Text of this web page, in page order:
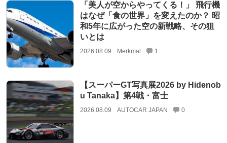
「美人が空からやってくる！」 飛行機
はなぜ「食の世界」を変えたのか？ 昭
和5年に広がった空の新戦略、その狙
いとは
2026.08.09 Merkmal 1
【スーパーGT写真展2026 by Hidenob
u Tanaka】第4戦・富士
2026.08.09 AUTOCAR JAPAN 0